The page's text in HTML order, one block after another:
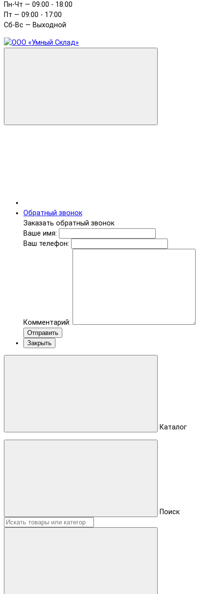
Пн-Чт — 09:00 - 18:00
Пт — 09:00 - 17:00
Сб-Вс — Выходной
Обратный звонок
Заказать обратный звонок
Ваше имя:
Ваш телефон:
Комментарий:
Отправить
Закрыть
Каталог
Поиск